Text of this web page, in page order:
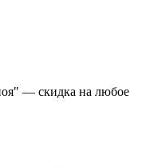
— скидка на любое